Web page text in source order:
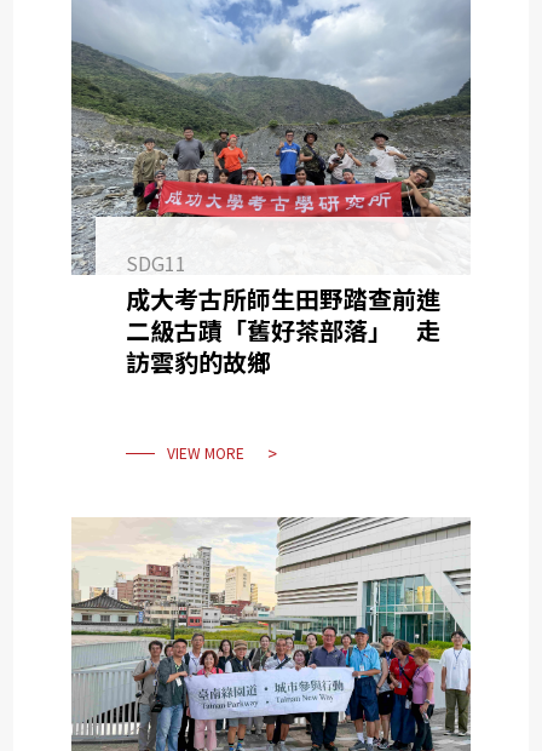
SDG11
成大考古所師生田野踏查前進
二級古蹟「舊好茶部落」 走
訪雲豹的故鄉
VIEW MORE